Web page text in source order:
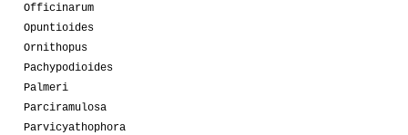
Officinarum
Opuntioides
Ornithopus
Pachypodioides
Palmeri
Parciramulosa
Parvicyathophora